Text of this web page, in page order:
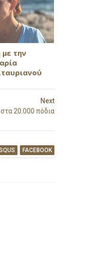
με την
Next
στα 20.000 πόδια
FACEBOOK